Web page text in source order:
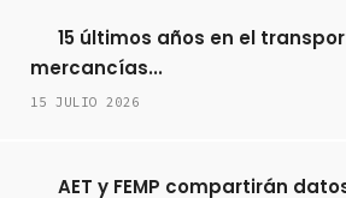
15 últimos años en el
mercancías...
15 JULIO 2026
AET y FEMP compartirán